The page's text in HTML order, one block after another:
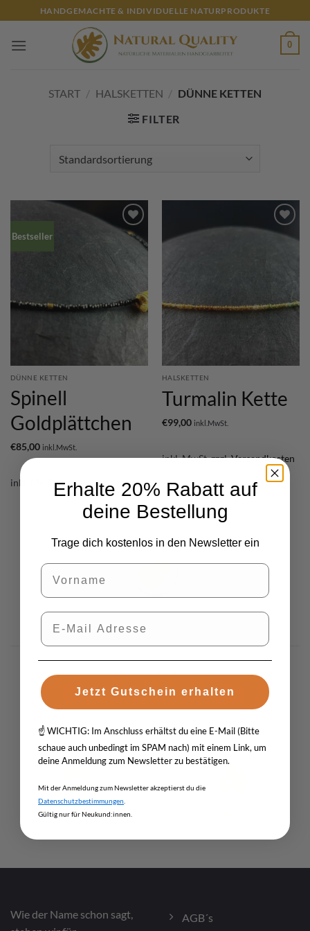
Inhalt
springen
HANDGEMACHTE & INDIVIDUELLE NATURPRODUKTE
0
START / HALSKETTEN / DÜNNE KETTEN
FILTER
Bestseller
DÜNNE KETTEN
Spinell
Goldplättchen
€85,00 inkl.MwSt.
inkl. MwSt.zzgl. Versandkosten
HALSKETTEN
Turmalin Kette
€99,00 inkl.MwSt.
inkl. MwSt.zzgl.Versandkosten
Schnelle Lieferung Persönlicher Kontakt
Märkte & Events
Wie der Name schon sagt,
AGB´s
Erhalte 20% Rabatt auf
deine Bestellung
Trage dich kostenlos in den Newsletter ein
Vorname
E-Mail
Jetzt Gutschein erhalten
☝️ WICHTIG: Im Anschluss erhältst du eine E-Mail (Bitte
schaue auch unbedingt im SPAM nach) mit einem Link, um
deine Anmeldung zum Newsletter zu bestätigen.
Mit der Anmeldung zum Newsletter akzeptierst du die
Datenschutzbestimmungen
Gültig nur für Neukund:innen.